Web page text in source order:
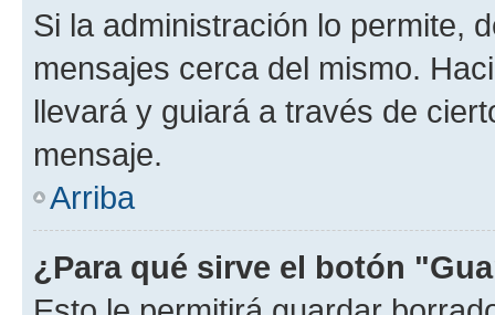
Si la administración lo permite,
mensajes cerca del mismo.
llevará y guiará a través de
mensaje.
Arriba
¿Para qué sirve el botón